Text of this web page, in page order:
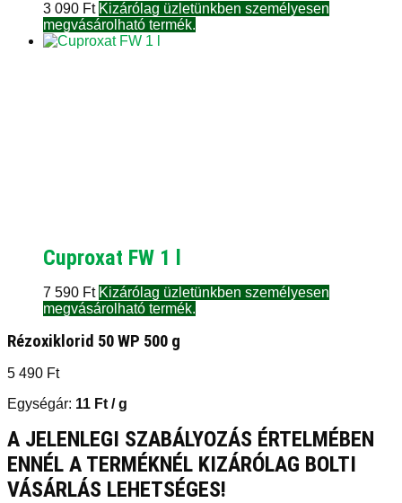
3 090 Ft Kizárólag üzletünkben személyesen
megvásárolható termék.
Cuproxat FW 1 l
7 590 Ft Kizárólag üzletünkben személyesen
megvásárolható termék.
Rézoxiklorid 50 WP 500 g
5 490 Ft
Egységár: 11 Ft / g
A JELENLEGI SZABÁLYOZÁS ÉRTELMÉBEN
ENNÉL A TERMÉKNÉL KIZÁRÓLAG BOLTI
VÁSÁRLÁS LEHETSÉGES!